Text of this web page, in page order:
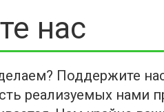
нас
Поддержите
реализуемых нами